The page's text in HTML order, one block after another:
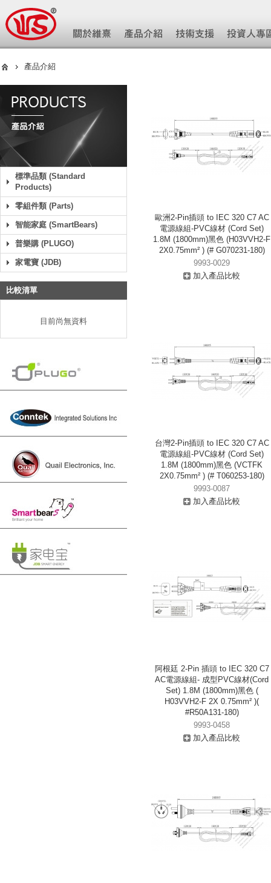
產品介紹
標準品類 (Standard
Products)
零組件類 (Parts)
智能家庭 (SmartBears)
普樂購 (PLUGO)
家電寶 (JDB)
比較清單
目前尚無資料
歐洲2-Pin插頭 to IEC 320 C7 AC
電源線組-PVC線材 (Cord Set)
1.8M (1800mm)黑色 (H03VVH2-F
2X0.75mm² ) (# G070231-180)
9993-0029
加入產品比較
台灣2-Pin插頭 to IEC 320 C7 AC
電源線組-PVC線材 (Cord Set)
1.8M (1800mm)黑色 (VCTFK
2X0.75mm² ) (# T060253-180)
9993-0087
加入產品比較
阿根廷 2-Pin 插頭 to IEC 320 C7
AC電源線組- 成型PVC線材(Cord
Set) 1.8M (1800mm)黑色 (
H03VVH2-F 2X 0.75mm² )(
#R50A131-180)
9993-0458
加入產品比較